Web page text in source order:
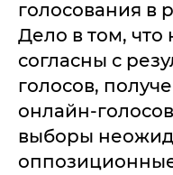
голосования в
Дело в том,
согласны с
голосов,
онлайн-
выборы